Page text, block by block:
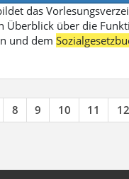
das
Überblick über die
und dem
8 9 10 11 12